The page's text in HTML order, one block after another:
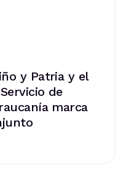
y Patria y el
de
marca